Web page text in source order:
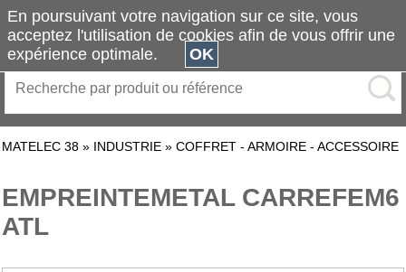
MATELEC 38 » INDUSTRIE » COFFRET - ARMOIRE - ACCESSOIRE
EMPREINTEMETAL CARREFEM6
ATL
En poursuivant votre navigation sur ce site, vous
acceptez l'utilisation de cookies afin de vous offrir une
expérience optimale.
OK